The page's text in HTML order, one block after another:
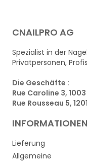
CNAILPRO AG
Spezialist in der
Privatpersonen,
Die Geschäfte :
Rue Caroline 3,
Rue Rousseau 5,
INFORMATIONEN
Lieferung
Allgemeine